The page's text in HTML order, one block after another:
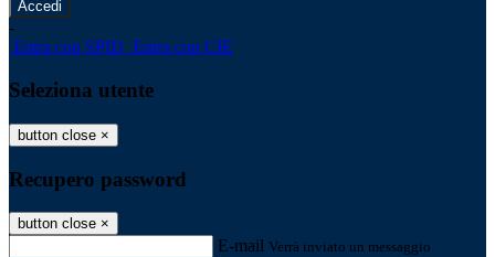
-
Entra con SPID Entra con CIE
Seleziona utente
button close ×
Recupero password
button close ×
E-mail Verrà inviato un messaggio